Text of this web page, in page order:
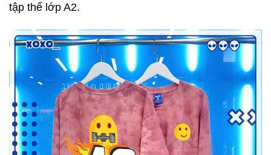
tập thể lớp A2.